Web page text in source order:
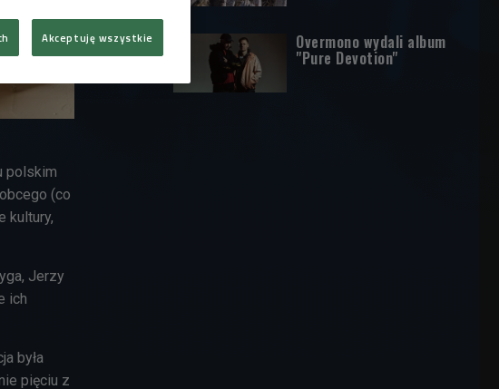
polskim
(co
kultury,
Jerzy
ich
była
pięciu z
Overmono wydali album
"Pure Devotion"
Akceptuję wszystkie